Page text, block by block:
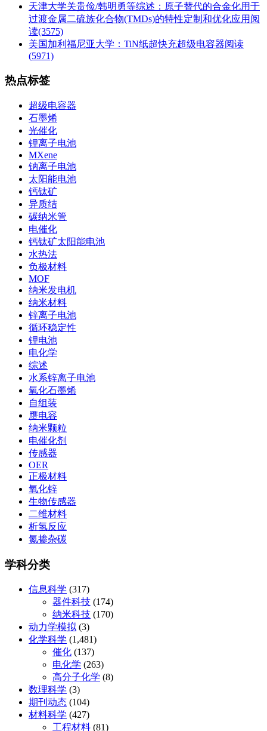
天津大学关贵俭/韩明勇等综述：原子替代的合金化用于
过渡金属二硫族化合物(TMDs)的特性定制和优化应用 阅
读(3575)
美国加利福尼亚大学：TiN纸超快充超级电容器阅读
(5971)
热点标签
超级电容器
石墨烯
光催化
锂离子电池
MXene
钠离子电池
太阳能电池
钙钛矿
异质结
碳纳米管
电催化
钙钛矿太阳能电池
水热法
负极材料
MOF
纳米发电机
纳米材料
锌离子电池
循环稳定性
锂电池
电化学
综述
水系锌离子电池
氧化石墨烯
自组装
赝电容
纳米颗粒
电催化剂
传感器
OER
正极材料
氧化锌
生物传感器
二维材料
析氢反应
氮掺杂碳
学科分类
信息科学 (317)
器件科技 (174)
纳米科技 (170)
动力学模拟 (3)
化学科学 (1,481)
催化 (137)
电化学 (263)
高分子化学 (8)
数理科学 (3)
期刊动态 (104)
材料科学 (427)
工程材料 (81)